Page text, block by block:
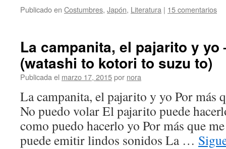
Publicado en Costumbres, Japón, Literatura | 15 comentarios
La campanita, el pajarito y yo
(watashi to kotori to suzu to)
Publicada el marzo 17, 2015por nora
La campanita, el pajarito y yo Por más
No puedo volar El pajarito puede
como puedo hacerlo yo Por más que
puede emitir lindos sonidos La …